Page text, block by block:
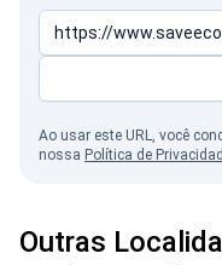
Ao usar este URL, você
nossa Política de
Outras